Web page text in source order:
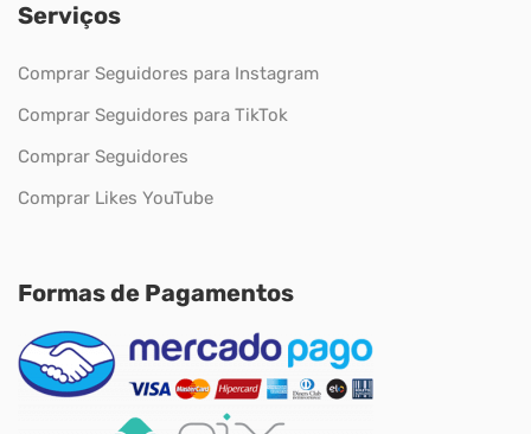
Serviços
Comprar Seguidores para Instagram
Comprar Seguidores para TikTok
Comprar Seguidores
Comprar Likes YouTube
Formas de Pagamentos